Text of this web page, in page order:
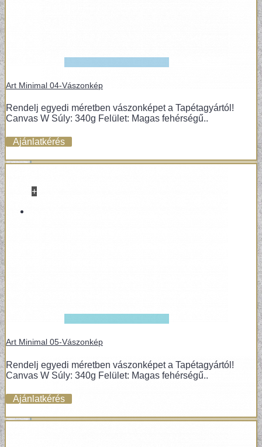
+
Art Minimal 04-Vászonkép
Rendelj egyedi méretben vászonképet a Tapétagyártól!
Canvas W Súly: 340g Felület: Magas fehérségű..
Ajánlatkérés
Art Minimal 05-Vászonkép
Rendelj egyedi méretben vászonképet a Tapétagyártól!
Canvas W Súly: 340g Felület: Magas fehérségű..
Ajánlatkérés